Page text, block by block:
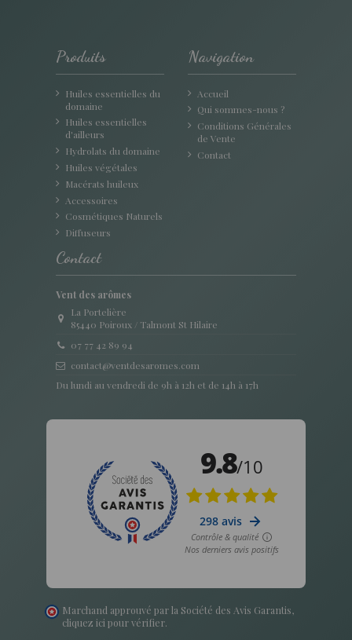
Produits
Huiles essentielles du
domaine
Huiles essentielles
d'ailleurs
Hydrolats du domaine
Huiles végétales
Macérats huileux
Accessoires
Cosmétiques Naturels
Diffuseurs
Navigation
Accueil
Qui sommes-nous ?
Conditions Générales
de Vente
Contact
Contact
Vent des arômes
La Portelière
85440 Poiroux / Talmont St Hilaire
07 77 42 89 94
contact@ventdesaromes.com
Du lundi au vendredi de 9h à 12h et de 14h à 17h
Marchand approuvé par la Société des Avis Garantis,
cliquez ici pour vérifier.